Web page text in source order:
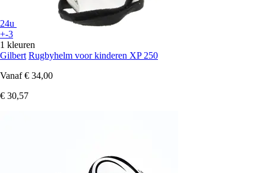
24u
+-3
1 kleuren
Gilbert Rugbyhelm voor kinderen XP 250
Vanaf € 34,00
€ 30,57